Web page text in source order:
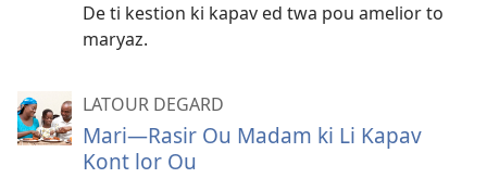
De ti kestion ki kapav ed twa pou amelior to
maryaz.
LATOUR DEGARD
Mari​—Rasir Ou Madam ki Li Kapav
Kont lor Ou